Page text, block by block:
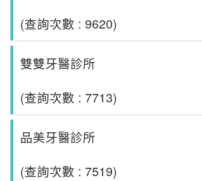
(查詢次數 : 9620)
雙雙牙醫診所
(查詢次數 : 7713)
品美牙醫診所
(查詢次數 : 7519)